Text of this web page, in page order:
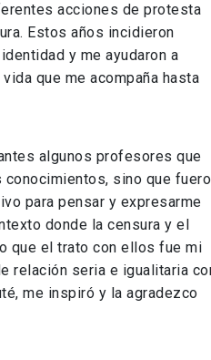
acciones de protesta
Estos años incidieron
y me ayudaron a
que me acompaña hasta
algunos profesores que
conocimientos, sino que
para pensar y expresarme
donde la censura y el
que el trato con ellos fue mi
relación seria e igualitaria
me inspiró y la agradezco